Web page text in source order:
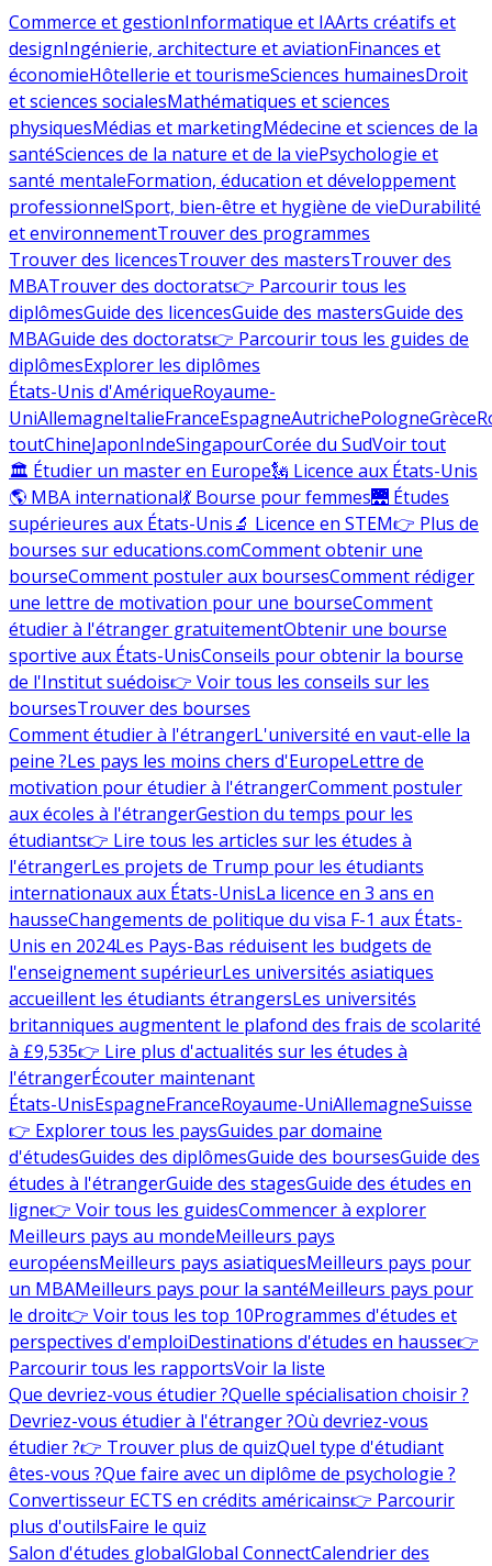
Commerce et gestionInformatique et IAArts créatifs et
designIngénierie, architecture et aviationFinances et
économieHôtellerie et tourismeSciences humainesDroit
et sciences socialesMathématiques et sciences
physiquesMédias et marketingMédecine et sciences de la
santéSciences de la nature et de la viePsychologie et
santé mentaleFormation, éducation et développement
professionnelSport, bien-être et hygiène de vieDurabilité
et environnementTrouver des programmes
Trouver des licencesTrouver des mastersTrouver des
MBATrouver des doctorats👉 Parcourir tous les
diplômesGuide des licencesGuide des mastersGuide des
MBAGuide des doctorats👉 Parcourir tous les guides de
diplômesExplorer les diplômes
États-Unis d'AmériqueRoyaume-
UniAllemagneItalieFranceEspagneAutrichePologneGrèce
toutChineJaponIndeSingapourCorée du SudVoir tout
🏛 Étudier un master en Europe🗽 Licence aux États-Unis
🌎 MBA international💃 Bourse pour femmes🌉 Études
supérieures aux États-Unis🔬 Licence en STEM👉 Plus de
bourses sur educations.comComment obtenir une
bourseComment postuler aux boursesComment rédiger
une lettre de motivation pour une bourseComment
étudier à l'étranger gratuitementObtenir une bourse
sportive aux États-UnisConseils pour obtenir la bourse
de l'Institut suédois👉 Voir tous les conseils sur les
boursesTrouver des bourses
Comment étudier à l'étrangerL'université en vaut-elle la
peine ?Les pays les moins chers d'EuropeLettre de
motivation pour étudier à l'étrangerComment postuler
aux écoles à l'étrangerGestion du temps pour les
étudiants👉 Lire tous les articles sur les études à
l'étrangerLes projets de Trump pour les étudiants
internationaux aux États-UnisLa licence en 3 ans en
hausseChangements de politique du visa F-1 aux États-
Unis en 2024Les Pays-Bas réduisent les budgets de
l'enseignement supérieurLes universités asiatiques
accueillent les étudiants étrangersLes universités
britanniques augmentent le plafond des frais de scolarité
à £9,535👉 Lire plus d'actualités sur les études à
l'étrangerÉcouter maintenant
États-UnisEspagneFranceRoyaume-UniAllemagneSuisse
👉 Explorer tous les paysGuides par domaine
d'étudesGuides des diplômesGuide des boursesGuide des
études à l'étrangerGuide des stagesGuide des études en
ligne👉 Voir tous les guidesCommencer à explorer
Meilleurs pays au mondeMeilleurs pays
européensMeilleurs pays asiatiquesMeilleurs pays pour
un MBAMeilleurs pays pour la santéMeilleurs pays pour
le droit👉 Voir tous les top 10Programmes d'études et
perspectives d'emploiDestinations d'études en hausse👉
Parcourir tous les rapportsVoir la liste
Que devriez-vous étudier ?Quelle spécialisation choisir ?
Devriez-vous étudier à l'étranger ?Où devriez-vous
étudier ?👉 Trouver plus de quizQuel type d'étudiant
êtes-vous ?Que faire avec un diplôme de psychologie ?
Convertisseur ECTS en crédits américains👉 Parcourir
plus d'outilsFaire le quiz
Salon d'études globalGlobal ConnectCalendrier des